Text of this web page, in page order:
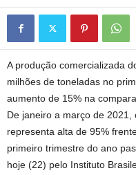
A produção comercializada
milhões de toneladas no
aumento de 15% na
De janeiro a março de
representa alta de 95%
primeiro trimestre do ano
hoje (22) pelo Instituto